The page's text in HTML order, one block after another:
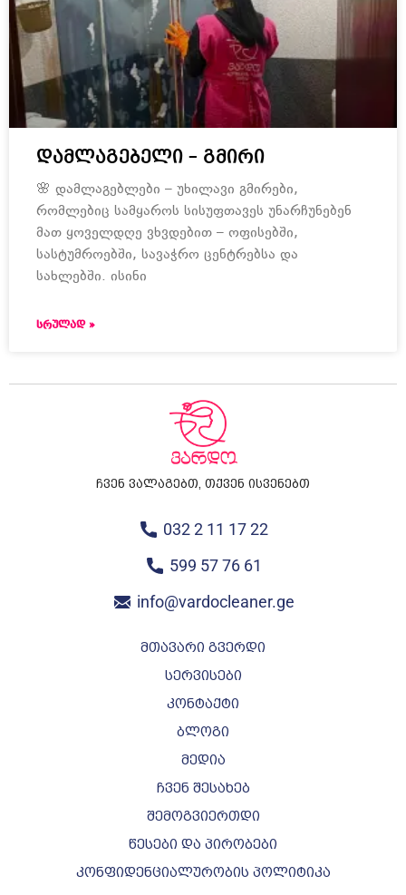
დამლაგებელი – გმირი
🌸 დამლაგებლები – უხილავი გმირები,
რომლებიც სამყაროს სისუფთავეს უნარჩუნებენ
მათ ყოველდღე ვხვდებით – ოფისებში,
სასტუმროებში, სავაჭრო ცენტრებსა და
სახლებში. ისინი
ᲡᲠᲣᲚᲐᲓ »
ჩვენ ვალაგებთ, თქვენ ისვენებთ
032 2 11 17 22
599 57 76 61
info@vardocleaner.ge
მთავარი გვერდი
სერვისები
კონტაქტი
ბლოგი
მედია
ჩვენ შესახებ
შემოგვიერთდი
წესები და პირობები
კონფიდენციალურობის პოლიტიკა